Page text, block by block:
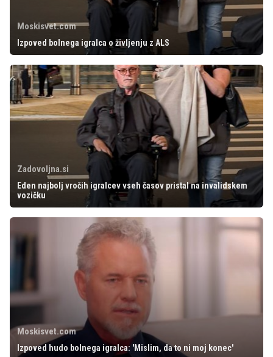
Moskisvet.com
Izpoved bolnega igralca o življenju z ALS
Zadovoljna.si
Eden najbolj vročih igralcev vseh časov pristal na invalidskem
vozičku
Moskisvet.com
Izpoved hudo bolnega igralca: 'Mislim, da to ni moj konec'